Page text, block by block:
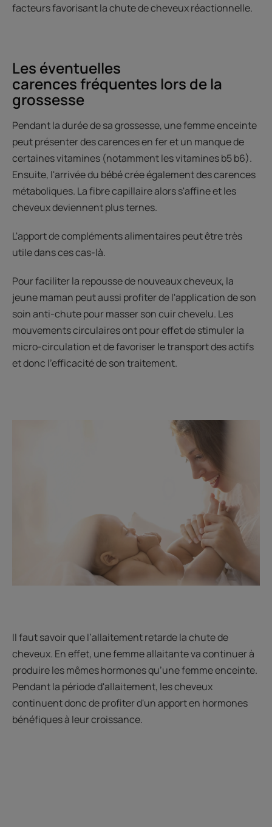
facteurs favorisant la chute de cheveux réactionnelle.
Les éventuelles
carences fréquentes lors de la
grossesse
Pendant la durée de sa grossesse, une femme enceinte
peut présenter des carences en fer et un manque de
certaines vitamines (notamment les vitamines b5 b6).
Ensuite, l'arrivée du bébé crée également des carences
métaboliques. La fibre capillaire alors s'affine et les
cheveux deviennent plus ternes.
L'apport de compléments alimentaires peut être très
utile dans ces cas-là.
Pour faciliter la repousse de nouveaux cheveux, la
jeune maman peut aussi profiter de l'application de son
soin anti-chute pour masser son cuir chevelu. Les
mouvements circulaires ont pour effet de stimuler la
micro-circulation et de favoriser le transport des actifs
et donc l'efficacité de son traitement.
Il faut savoir que l’allaitement retarde la chute de
cheveux. En effet, une femme allaitante va continuer à
produire les mêmes hormones qu’une femme enceinte.
Pendant la période d'allaitement, les cheveux
continuent donc de profiter d'un apport en hormones
bénéfiques à leur croissance.